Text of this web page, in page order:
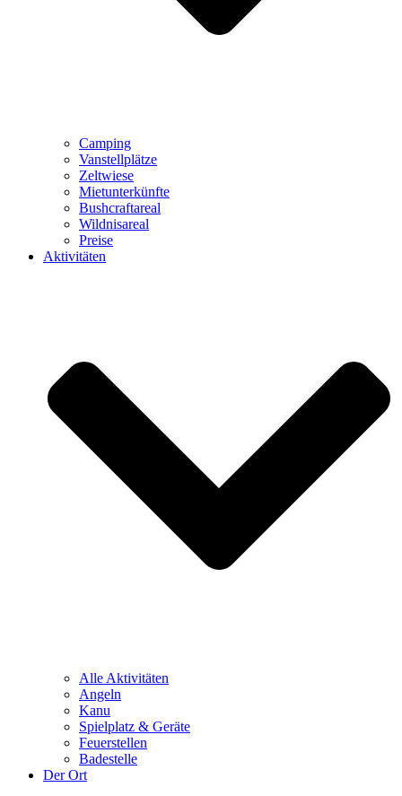
Camping
Vanstellplätze
Zeltwiese
Mietunterkünfte
Bushcraftareal
Wildnisareal
Preise
Aktivitäten
Alle Aktivitäten
Angeln
Kanu
Spielplatz & Geräte
Feuerstellen
Badestelle
Der Ort